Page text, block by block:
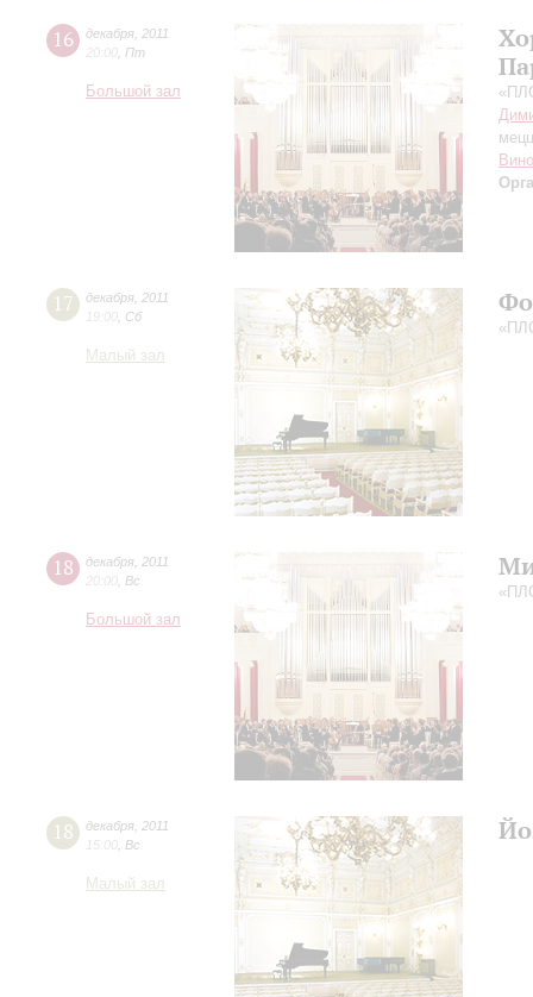
16 декабря 2011
20:00 Пт
Большой зал
17 декабря 2011
19:00 Сб
Малый зал
18 декабря 2011
20:00 Вс
Большой зал
18 декабря 2011
15:00 Вс
Малый зал